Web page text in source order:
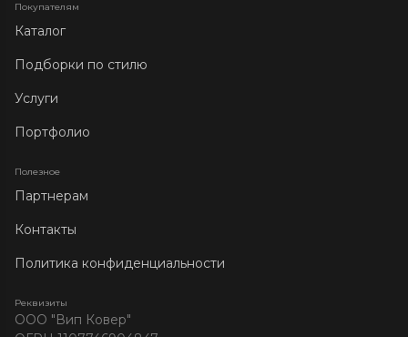
Покупателям
Каталог
Подборки по стилю
Услуги
Портфолио
Полезное
Партнерам
Контакты
Политика конфиденциальности
Реквизиты
ООО "Вип Ковер"